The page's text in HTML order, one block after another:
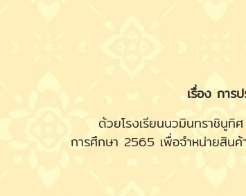
เรื่อง การ
ด้วยโรงเรียนนวมินทราชินูทิศ
การศึกษา 2565 เพื่อจำหน่ายสิน